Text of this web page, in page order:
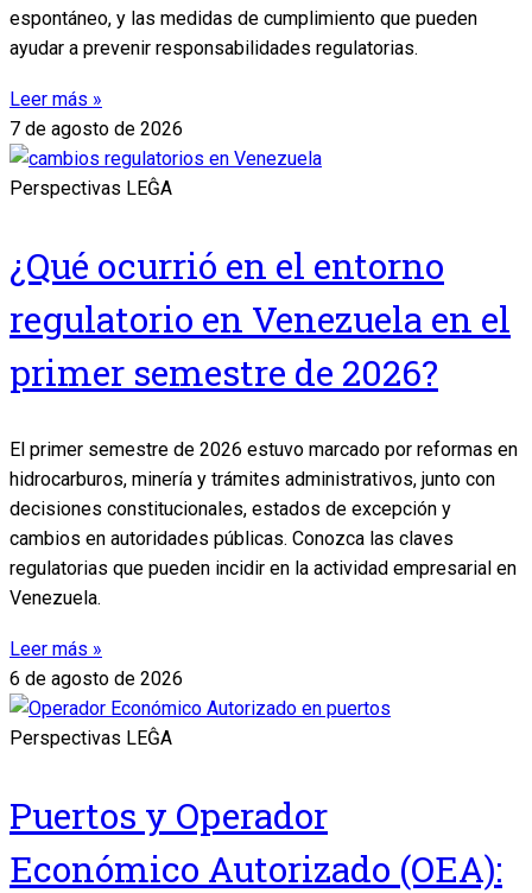
espontáneo, y las medidas de cumplimiento que pueden
ayudar a prevenir responsabilidades regulatorias.
Leer más »
7 de agosto de 2026
Perspectivas LEĜA
¿Qué ocurrió en el entorno
regulatorio en Venezuela en el
primer semestre de 2026?
El primer semestre de 2026 estuvo marcado por reformas en
hidrocarburos, minería y trámites administrativos, junto con
decisiones constitucionales, estados de excepción y
cambios en autoridades públicas. Conozca las claves
regulatorias que pueden incidir en la actividad empresarial en
Venezuela.
Leer más »
6 de agosto de 2026
Perspectivas LEĜA
Puertos y Operador
Económico Autorizado (OEA):